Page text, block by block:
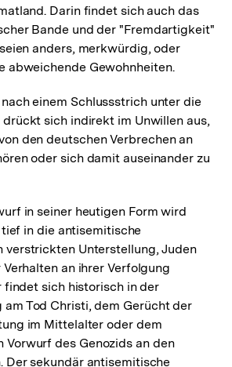
Darin findet sich auch das
Bande und der "Fremdartigkeit"
anders, merkwürdig, oder
abweichende Gewohnheiten.
einem Schlussstrich unter die
sich indirekt im Unwillen aus,
den deutschen Verbrechen an
oder sich damit auseinander zu
in seiner heutigen Form wird
in die antisemitische
verstrickten Unterstellung, Juden
an ihrer Verfolgung
findet sich historisch in der
am Tod Christi, dem Gerücht der
im Mittelalter oder dem
Vorwurf des Genozids an den
Der sekundär antisemitische